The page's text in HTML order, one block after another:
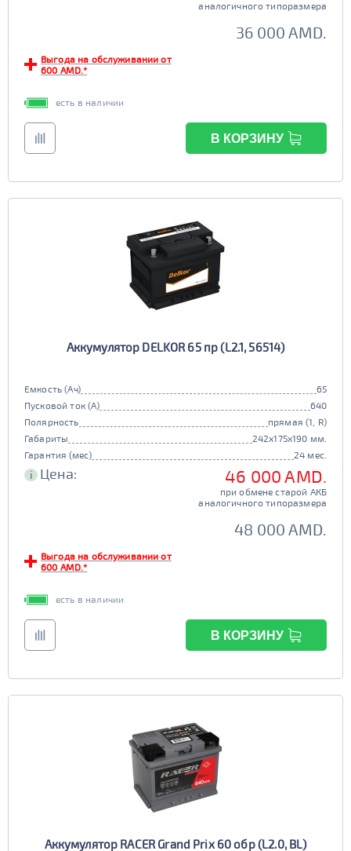
аналогичного типоразмера
36 000 AMD.
Выгода на обслуживании от
600 AMD.*
есть в наличии
В КОРЗИНУ
Аккумулятор DELKOR 65 пр (L2.1, 56514)
Емкость (Ач)
65
Пусковой ток (А)
640
Полярность
прямая (1, R)
Габариты
242x175x190 мм.
Гарантия (мес)
24 мес.
i Цена: 46 000 AMD.
при обмене старой АКБ
аналогичного типоразмера
48 000 AMD.
Выгода на обслуживании от
600 AMD.*
есть в наличии
В КОРЗИНУ
Аккумулятор RACER Grand Prix 60 обр (L2.0, BL)